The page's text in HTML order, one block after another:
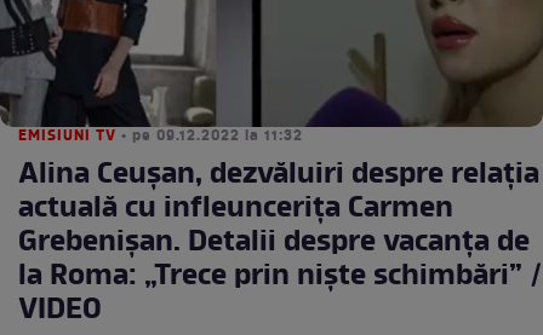
EMISIUNI TV • pe 09.12.2022 la 11:32
Alina Ceușan, dezvăluiri despre relația
actuală cu infleuncerița Carmen
Grebenișan. Detalii despre vacanța de
la Roma: „Trece prin niște schimbări” /
VIDEO